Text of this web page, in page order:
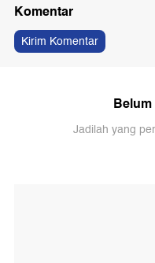
Komentar
Kirim Komentar
Jadilah yang